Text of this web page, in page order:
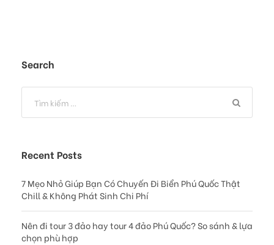
Search
Recent Posts
7 Mẹo Nhỏ Giúp Bạn Có Chuyến Đi Biển Phú Quốc Thật
Chill & Không Phát Sinh Chi Phí
Nên đi tour 3 đảo hay tour 4 đảo Phú Quốc? So sánh & lựa
chọn phù hợp